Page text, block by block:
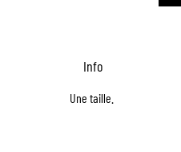
Info
Une taille.